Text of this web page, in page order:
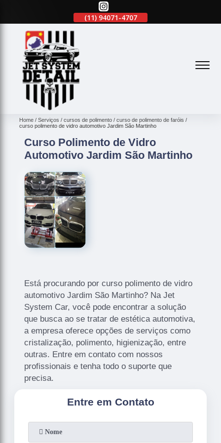
(11) 94071-4707 (11)
Home Serviços cursos de polimento
curso de polimento de faróis
curso polimento de vidro automotivo Jardim São Martinho
Curso Polimento de Vidro
Automotivo Jardim São Martinho
Está procurando por curso polimento de vidro
automotivo Jardim São Martinho? Na Jet
System Car, você pode encontrar a solução
que busca ao se tratar de estética automotiva,
a empresa oferece opções de serviços como
cristalização, polimento, higienização, entre
outras. Entre em contato com nossos
profissionais e tenha todo o suporte que
precisa.
Entre em Contato